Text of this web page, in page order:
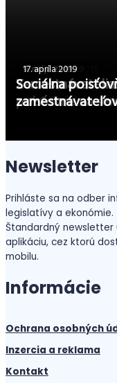
26. novembra 2019
Sociálna
poisťovne
3. októbra 2019
pobočkách
9. mája 2019
poisťovne na
17. apríla 2019
Sociálna
Newsletter
Prihláste sa na odber
legislatívy a ekonómie.
Štandardný newsletter
aplikáciu, cez ktorú
mobilu.
Informácie
Ochrana osobných
Inzercia a reklama
Kontakt